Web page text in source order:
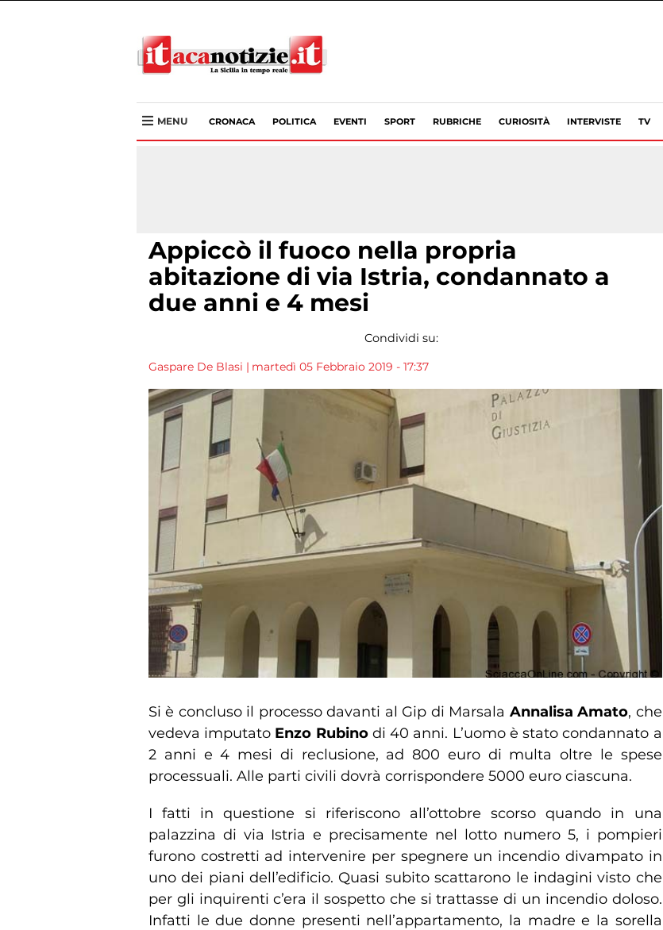
MENU CRONACA POLITICA EVENTI SPORT RUBRICHE CURIOSITÀ INTERVISTE TV
Appiccò il fuoco nella propria
abitazione di via Istria, condannato a
due anni e 4 mesi
Condividi su:
Gaspare De Blasi | martedì 05 Febbraio 2019 - 17:37
Si è concluso il processo davanti al Gip di Marsala Annalisa Amato, che
vedeva imputato Enzo Rubinodi 40 anni. L’uomo è stato condannato a
2 anni e 4 mesi di reclusione, ad 800 euro di multa oltre le spese
processuali. Alle parti civili dovrà corrispondere 5000 euro ciascuna.
I fatti in questione si riferiscono all’ottobre scorso quando in una
palazzina di via Istria e precisamente nel lotto numero 5, i pompieri
furono costretti ad intervenire per spegnere un incendio divampato in
uno dei piani dell’edificio. Quasi subito scattarono le indagini visto che
per gli inquirenti c’era il sospetto che si trattasse di un incendio doloso.
Infatti le due donne presenti nell’appartamento, la madre e la sorella